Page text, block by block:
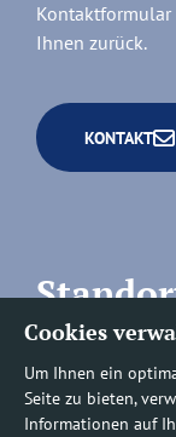
Cookies
Um Ihnen ein
Seite zu bieten,
Informationen auf
Ihnen zurück.
KONTAKT